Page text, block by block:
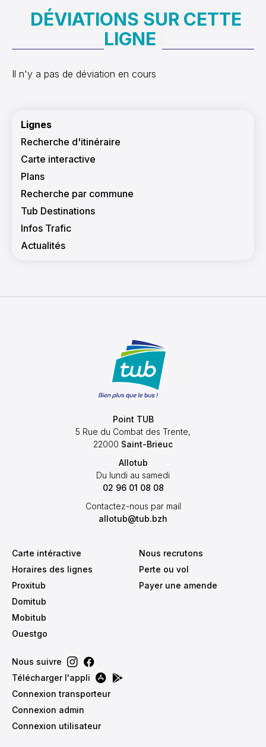
Navigation principale
Lignes
Recherche d'itinéraire
Carte interactive
Plans
Recherche par commune
Tub Destinations
Infos Trafic
Actualités
DÉVIATIONS SUR CETTE
LIGNE
Il n'y a pas de déviation en cours
Point TUB
5 Rue du Combat des Trente,
22000 Saint-Brieuc
Allotub
Du lundi au samedi
02 96 01 08 08
Contactez-nous par mail
allotub@tub.bzh
Carte intéractive
Horaires des lignes
Proxitub
Domitub
Mobitub
Ouestgo
Nous recrutons
Perte ou vol
Payer une amende
Nous suivre
Télécharger l'appli
Connexion transporteur
Connexion admin
Connexion utilisateur